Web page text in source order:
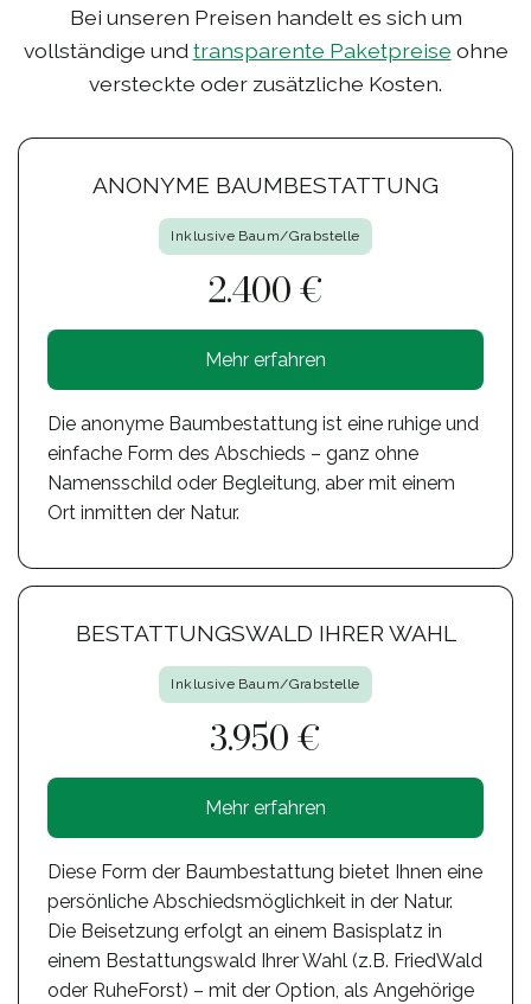
Bei unseren Preisen handelt es sich um
vollständige und transparente Paketpreise ohne
versteckte oder zusätzliche Kosten.
ANONYME BAUMBESTATTUNG
Inklusive Baum/Grabstelle
2.400 €
Mehr erfahren
Die anonyme Baumbestattung ist eine ruhige und
einfache Form des Abschieds – ganz ohne
Namensschild oder Begleitung, aber mit einem
Ort inmitten der Natur.
BESTATTUNGSWALD IHRER WAHL
Inklusive Baum/Grabstelle
3.950 €
Mehr erfahren
Diese Form der Baumbestattung bietet Ihnen eine
persönliche Abschiedsmöglichkeit in der Natur.
Die Beisetzung erfolgt an einem Basisplatz in
einem Bestattungswald Ihrer Wahl (z.B. FriedWald
oder RuheForst) – mit der Option, als Angehörige